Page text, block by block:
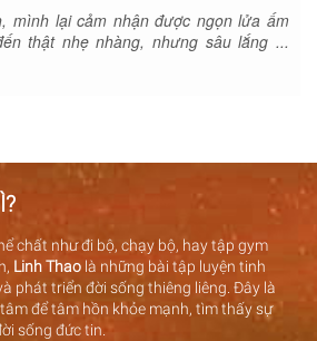
mình lại cảm nhận được ngọn lửa ấm
thật nhẹ nhàng, nhưng sâu lắng ...
chất như đi bộ, chạy bộ, hay tập gym
Linh Thao là những bài tập luyện tinh
phát triển đời sống thiêng liêng. Đây là
để tâm hồn khỏe mạnh, tìm thấy sự
sống đức tin.